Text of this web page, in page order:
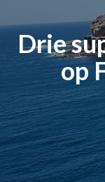
Drie
op